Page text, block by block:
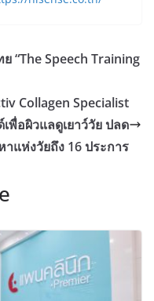
“The Speech Training
Collagen Specialist
พื่อผิวแลดูเยาว์วัย ปลด
แห่งวัยถึง 16 ประการ